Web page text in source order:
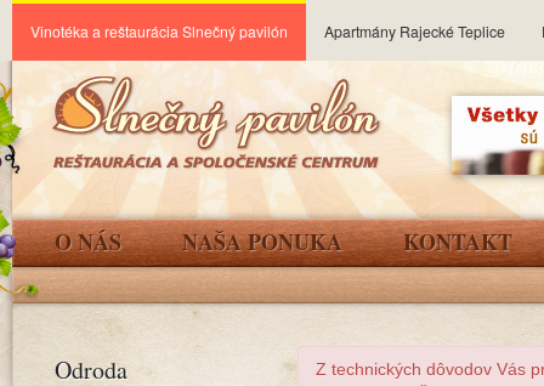
Vinotéka a reštaurácia Slnečný pavilón Apartmány Rajecké Teplice
O NÁS NAŠA PONUKA KONTAKT
Odroda
Z technických dôvodov Vás